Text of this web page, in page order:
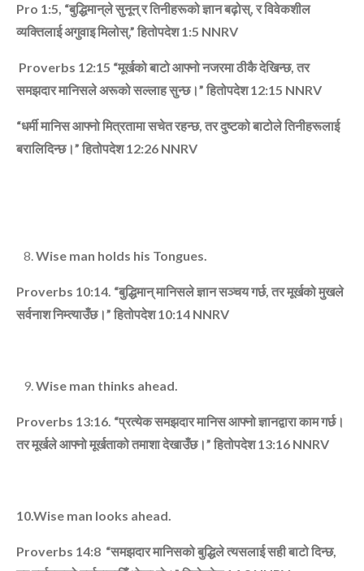
Pro 1:5, “बुद्धिमान्‌ले सुनून्‌ र तिनीहरूको ज्ञान बढ़ोस्, र विवेकशील
व्‍यक्तिलाई अगुवाइ मिलोस्,” हितोपदेश 1:5 NNRV
Proverbs 12:15 “मूर्खको बाटो आफ्‍नो नजरमा ठीकै देखिन्‍छ, तर
समझदार मानिसले अरूको सल्‍लाह सुन्‍छ।” हितोपदेश 12:15 NNRV
“धर्मी मानिस आफ्‍नो मित्रतामा सचेत रहन्‍छ, तर दुष्‍टको बाटोले तिनीहरूलाई
बरालिदिन्‍छ।” हितोपदेश 12:26 NNRV
Wise man holds his Tongues.
Proverbs 10:14. “बुद्धिमान्‌ मानिसले ज्ञान सञ्‍चय गर्छ, तर मूर्खको मुखले
सर्वनाश निम्‍त्‍याउँछ।” हितोपदेश 10:14 NNRV
Wise man thinks ahead.
Proverbs 13:16. “प्रत्‍येक समझदार मानिस आफ्‍नो ज्ञानद्वारा काम गर्छ।
तर मूर्खले आफ्‍नो मूर्खताको तमाशा देखाउँछ।” हितोपदेश 13:16 NNRV
10.Wise man looks ahead.
Proverbs 14:8 “समझदार मानिसको बुद्धिले त्‍यसलाई सही बाटो दिन्‍छ,